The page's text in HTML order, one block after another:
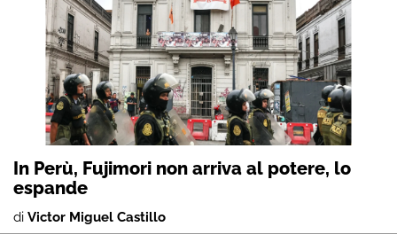
In Perù, Fujimori non arriva al potere, lo
espande
di Victor Miguel Castillo